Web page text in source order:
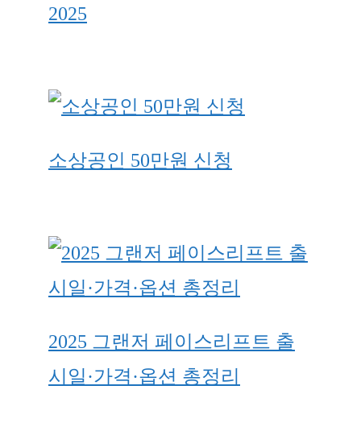
2025
소상공인 50만원 신청
2025 그랜저 페이스리프트 출
시일·가격·옵션 총정리